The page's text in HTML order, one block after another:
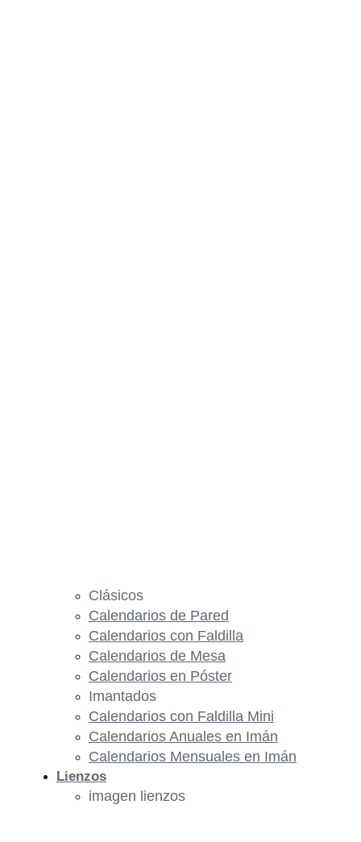
Clásicos
Calendarios de Pared
Calendarios con Faldilla
Calendarios de Mesa
Calendarios en Póster
Imantados
Calendarios con Faldilla Mini
Calendarios Anuales en Imán
Calendarios Mensuales en Imán
Lienzos
imagen lienzos